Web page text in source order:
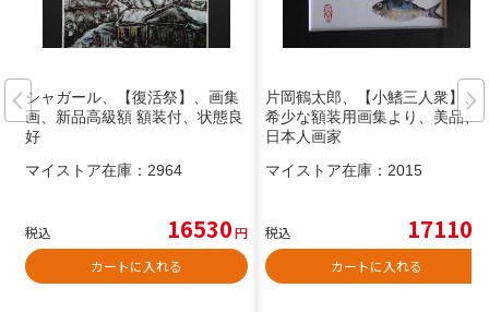
シャガール、【復活祭】、画集
画、新品高級額 額装付、状態良
好
マイストア在庫： 2964
税込 16530円
カートに入れる
片岡鶴太郎、【小鰭三人衆】、
希少な額装用画集より、美品、
日本人画家
マイストア在庫： 2015
税込 17110
カートに入れる